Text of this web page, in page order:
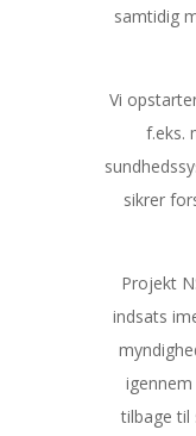
samtidig
Vi
f.eks.
sikrer
Projekt
indsats
tilbage til